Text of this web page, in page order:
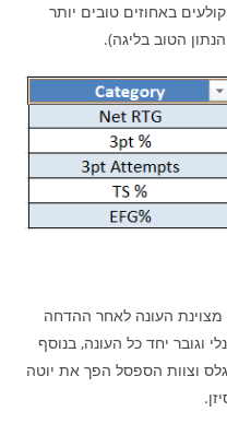
34.7 העונה), אך קולעים באחוזים טובים יותר
העונה לאחר ההדחה
וגובר יחד כל העונה, בנוסף
וצוות הספסל הפך את יוטה